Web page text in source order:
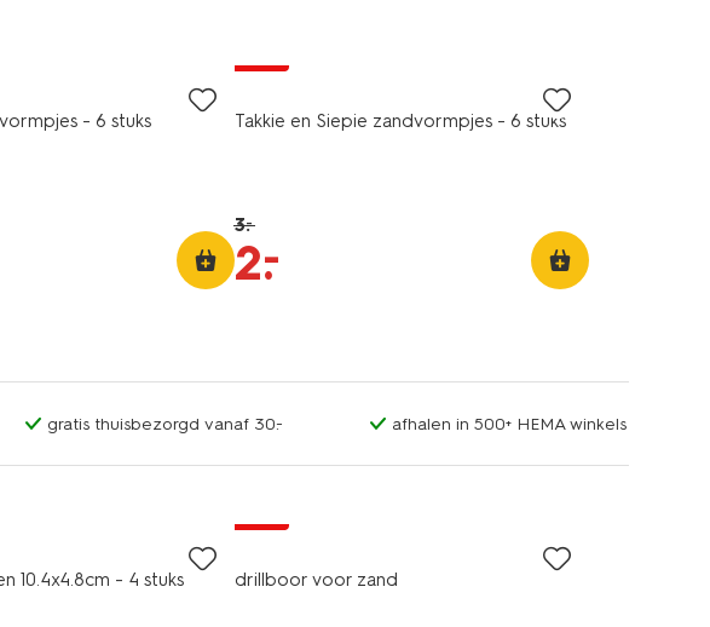
- 6 stuks Takkie en Siepie zandvormpjes - 6 stuks
3.–
2.
–
gratis thuisbezorgd vanaf 30.- afhalen in 500+ HEMA winkels
10.4x4.8cm - 4 stuks drillboor voor zand